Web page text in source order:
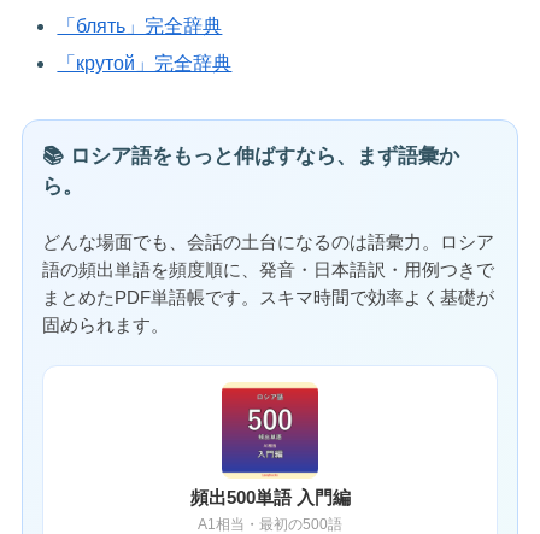
「блять」完全辞典
「крутой」完全辞典
📚 ロシア語をもっと伸ばすなら、まず語彙か
ら。
どんな場面でも、会話の土台になるのは語彙力。ロシア
語の頻出単語を頻度順に、発音・日本語訳・用例つきで
まとめたPDF単語帳です。スキマ時間で効率よく基礎が
固められます。
頻出500単語 入門編
A1相当・最初の500語